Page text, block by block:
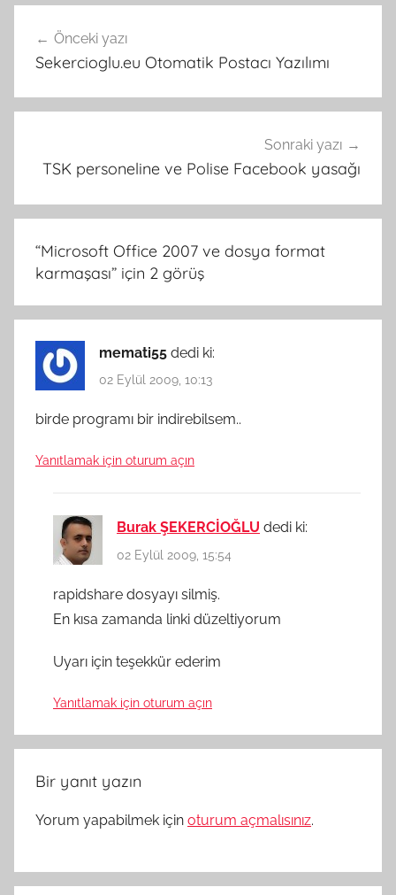
gezinmesi
Önceki yazı
Sekercioglu.eu Otomatik Postacı Yazılımı
Sonraki yazı
TSK personeline ve Polise Facebook yasağı
“Microsoft Office 2007 ve dosya format
karmaşası” için 2 görüş
memati55 dedi ki:
02 Eylül 2009, 10:13
birde programı bir indirebilsem..
Yanıtlamak için oturum açın
Burak ŞEKERCİOĞLU dedi ki:
02 Eylül 2009, 15:54
rapidshare dosyayı silmiş.
En kısa zamanda linki düzeltiyorum
Uyarı için teşekkür ederim
Yanıtlamak için oturum açın
Bir yanıt yazın
Yorum yapabilmek için oturum açmalısınız.